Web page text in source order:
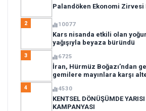
Palandöken Ekonomi Zirvesi
2 10077
Kars nisanda etkili olan
yağışıyla beyaza büründü
3 6725
İran, Hürmüz Boğazı’ndan
gemilere mayınlara karşı
4 4530
KENTSEL DÖNÜŞÜMDE
KAMPANYASI